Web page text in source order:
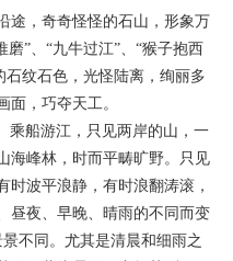
途，奇奇怪怪的石山，形象万
”、“九牛过江”、“猴子抱西
纹石色，光怪陆离，绚丽多
面，巧夺天工。
乘船游江，只见两岸的山，一
海峰林，时而平畴旷野。只见
时波平浪静，有时浪翻涛滚，
昼夜、早晚、晴雨的不同而变
不同。尤其是清晨和细雨之